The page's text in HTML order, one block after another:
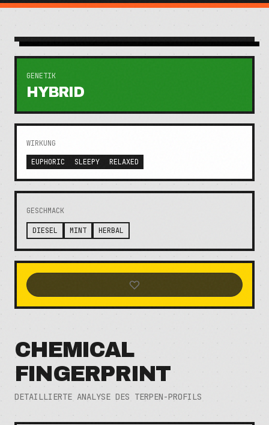
GENETIK
HYBRID
WIRKUNG
EUPHORIC
SLEEPY RELAXED
GESCHMACK
DIESEL MINT HERBAL
CHEMICAL
FINGERPRINT
DETAILLIERTE ANALYSE DES TERPEN-PROFILS